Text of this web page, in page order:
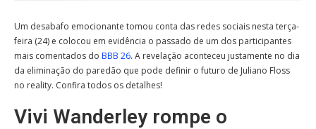
Um desabafo emocionante tomou conta das redes sociais nesta terça-
feira (24) e colocou em evidência o passado de um dos participantes
mais comentados do BBB 26. A revelação aconteceu justamente no dia
da eliminação do paredão que pode definir o futuro de Juliano Floss
no reality. Confira todos os detalhes!
Vivi Wanderley rompe o